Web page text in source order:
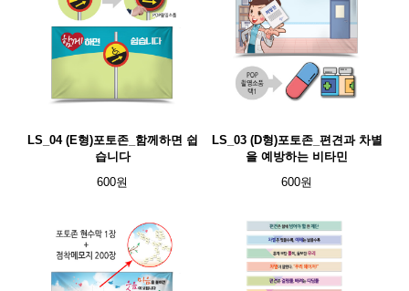
LS_04 (E형)포토존_함께하면 쉽
습니다
600원
LS_03 (D형)포토존_편견과 차별
을 예방하는 비타민
600원